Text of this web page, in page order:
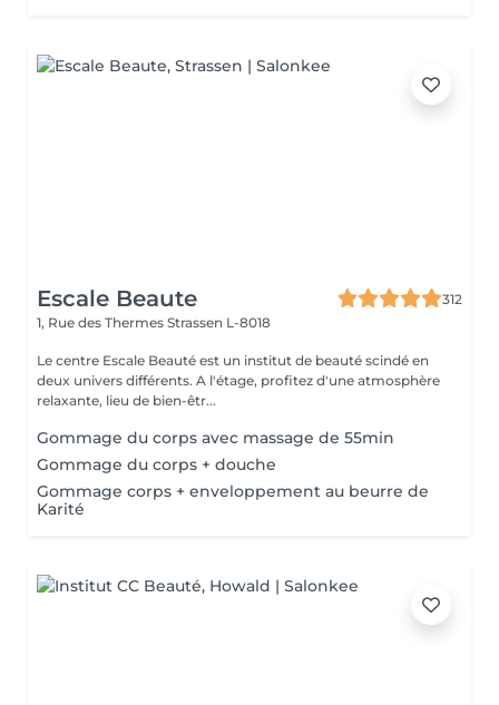
Escale Beaute
312
1, Rue des Thermes Strassen L-8018
Le centre Escale Beauté est un institut de beauté scindé en
deux univers différents. A l'étage, profitez d'une atmosphère
relaxante, lieu de bien-êtr...
Gommage du corps avec massage de 55min
Gommage du corps + douche
Gommage corps + enveloppement au beurre de
Karité